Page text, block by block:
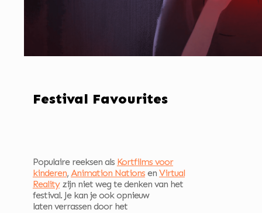
Festival Favourites
Populaire reeksen als Kortfilms voor
kinderen, Animation Nationsen Virtual
Realityzijn niet weg te denken van het
festival. Je kan je ook opnieuw
laten verrassen door het